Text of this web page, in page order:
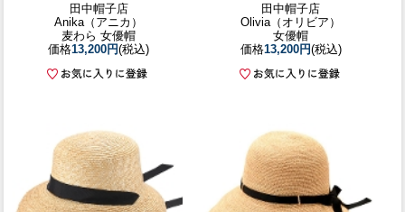
田中帽子店
Anika（アニカ）
麦わら 女優帽
価格13,200円(税込)
田中帽子店
Olivia（オリビア）
女優帽
価格13,200円(税込)